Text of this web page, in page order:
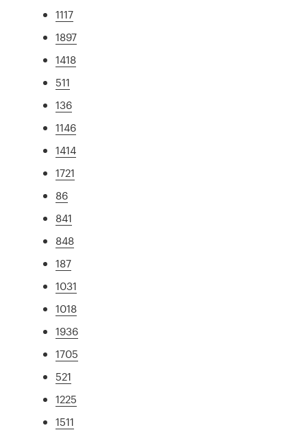
1117
1897
1418
511
136
1146
1414
1721
86
841
848
187
1031
1018
1936
1705
521
1225
1511